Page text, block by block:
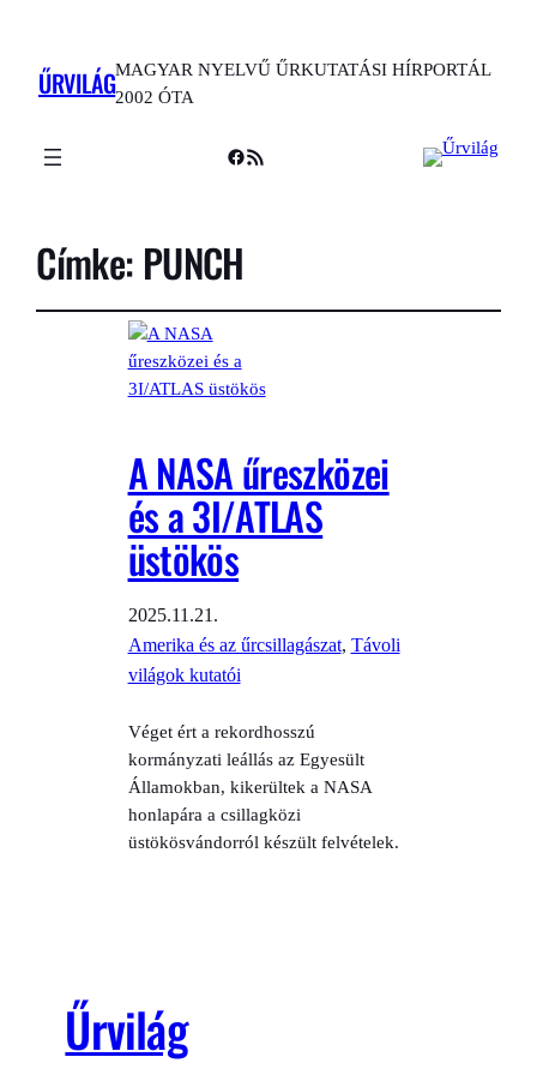
ŰRVILÁGMAGYAR NYELVŰ ŰRKUTATÁSI HÍRPORTÁL
2002 ÓTA
Facebook
RSS Feed
Címke: PUNCH
A NASA űreszközei
és a 3I/ATLAS
üstökös
2025.11.21.
Amerika és az űrcsillagászat, Távoli
világok kutatói
Véget ért a rekordhosszú
kormányzati leállás az Egyesült
Államokban, kikerültek a NASA
honlapára a csillagközi
üstökösvándorról készült felvételek.
Űrvilág